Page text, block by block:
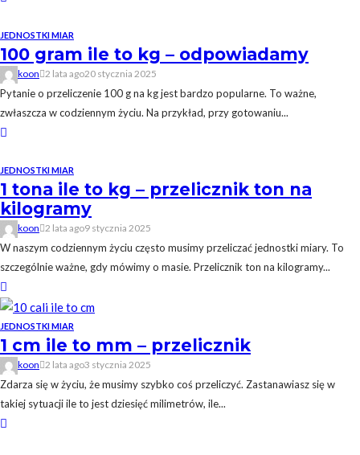
JEDNOSTKI MIAR
100 gram ile to kg – odpowiadamy
koon 2 lata ago20 stycznia 2025
Pytanie o przeliczenie 100 g na kg jest bardzo popularne. To ważne,
zwłaszcza w codziennym życiu. Na przykład, przy gotowaniu...
JEDNOSTKI MIAR
1 tona ile to kg – przelicznik ton na
kilogramy
koon 2 lata ago9 stycznia 2025
W naszym codziennym życiu często musimy przeliczać jednostki miary. To
szczególnie ważne, gdy mówimy o masie. Przelicznik ton na kilogramy...
JEDNOSTKI MIAR
1 cm ile to mm – przelicznik
koon 2 lata ago3 stycznia 2025
Zdarza się w życiu, że musimy szybko coś przeliczyć. Zastanawiasz się w
takiej sytuacji ile to jest dziesięć milimetrów, ile...